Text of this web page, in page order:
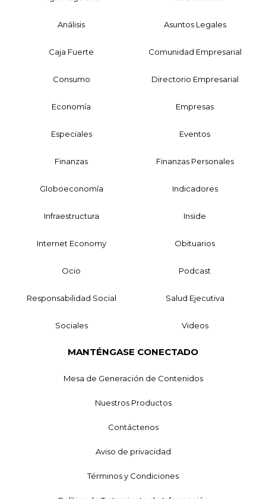
Análisis Asuntos Legales
Caja Fuerte Comunidad Empresarial
Consumo Directorio Empresarial
Economía Empresas
Especiales Eventos
Finanzas Finanzas Personales
Globoeconomía Indicadores
Infraestructura Inside
Internet Economy Obituarios
Ocio Podcast
Responsabilidad Social Salud Ejecutiva
Sociales Videos
MANTÉNGASE CONECTADO
Mesa de Generación de Contenidos
Nuestros Productos
Contáctenos
Aviso de privacidad
Términos y Condiciones